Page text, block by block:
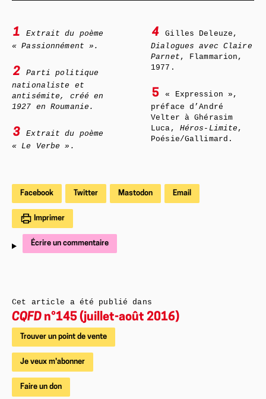
1
Extrait du poème
« Passionnément ».
2
Parti politique
nationaliste et
antisémite, créé en
1927 en Roumanie.
3
Extrait du poème
« Le Verbe ».
4
Gilles Deleuze,
Dialogues avec Claire
Parnet , Flammarion,
1977.
5
« Expression »,
préface d’André
Velter à Ghérasim
Luca, Héros-Limite ,
Poésie/Gallimard.
Facebook Twitter Mastodon Email
Imprimer
Écrire un commentaire
Cet article a été publié dans
CQFD n°145 (juillet-août 2016)
Trouver un point de vente
Je veux m'abonner
Faire un don